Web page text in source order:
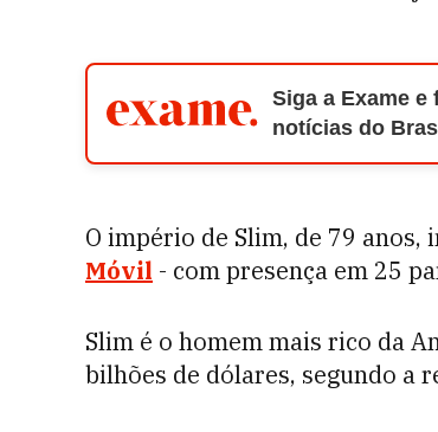
Siga a Exame
notícias do
O império de Slim, de 79
Móvil - com presença em 25
Slim é o homem mais rico da
bilhões de dólares, segundo a